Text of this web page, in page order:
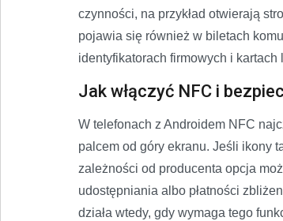
czynności, na przykład otwierają
pojawia się również w biletach
identyfikatorach firmowych i
Jak włączyć NFC i
W telefonach z Androidem NFC
palcem od góry ekranu. Jeśli ikony
zależności od producenta opcja
udostępniania albo płatności
działa wtedy, gdy wymaga tego